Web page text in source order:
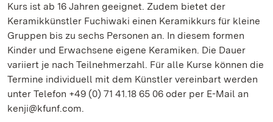
Kurs ist ab 16 Jahren geeignet. Zudem bietet der
Keramikkünstler Fuchiwaki einen Keramikkurs für kleine
Gruppen bis zu sechs Personen an. In diesem formen
Kinder und Erwachsene eigene Keramiken. Die Dauer
variiert je nach Teilnehmerzahl. Für alle Kurse können die
Termine individuell mit dem Künstler vereinbart werden
unter Telefon +49 (0) 71 41.18 65 06 oder per E-Mail an
kenji@kfunf.com.